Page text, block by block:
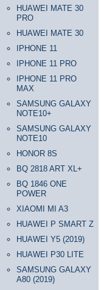
HUAWEI MATE 30
PRO
HUAWEI MATE 30
IPHONE 11
IPHONE 11 PRO
IPHONE 11 PRO
MAX
SAMSUNG GALAXY
NOTE10+
SAMSUNG GALAXY
NOTE10
HONOR 8S
BQ 2818 ART XL+
BQ 1846 ONE
POWER
XIAOMI MI A3
HUAWEI P SMART Z
HUAWEI Y5 (2019)
HUAWEI P30 LITE
SAMSUNG GALAXY
A80 (2019)